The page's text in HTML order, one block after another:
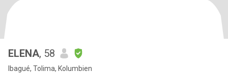
ELENA, 58
Ibagué, Tolima, Kolumbien